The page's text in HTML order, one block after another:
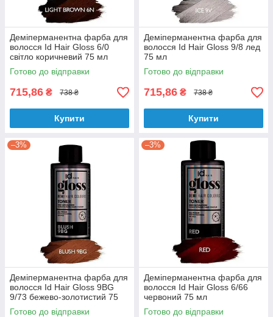
Деміперманентна фарба для
волосся Id Hair Gloss 6/0
світло коричневий 75 мл
Готово до відправки
715,86 ₴ 738 ₴
Купити
Деміперманентна фарба для
волосся Id Hair Gloss 9/8 лед
75 мл
Готово до відправки
715,86 ₴ 738 ₴
Купити
–3%
Деміперманентна фарба для
волосся Id Hair Gloss 9BG
9/73 бежево-золотистий 75
мл
Готово до відправки
–3%
Деміперманентна фарба для
волосся Id Hair Gloss 6/66
червоний 75 мл
Готово до відправки